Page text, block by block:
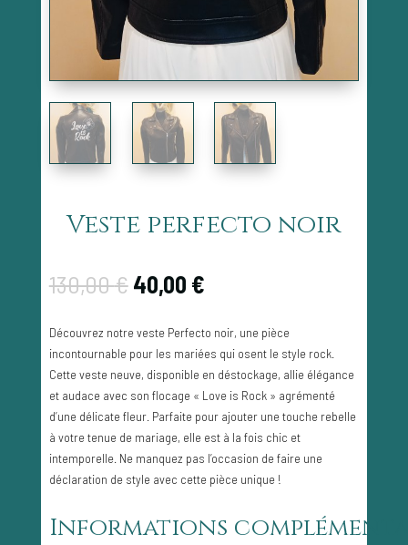
Veste perfecto noir
130,00€ Le
prix
initial
était :
130,00 €.
40,00 €Le
actuel
est : 40,00 €.
Découvrez notre veste Perfecto noir, une pièce
incontournable pour les mariées qui osent le style rock.
Cette veste neuve, disponible en déstockage, allie élégance
et audace avec son flocage « Love is Rock » agrémenté
d’une délicate fleur. Parfaite pour ajouter une touche rebelle
à votre tenue de mariage, elle est à la fois chic et
intemporelle. Ne manquez pas l’occasion de faire une
déclaration de style avec cette pièce unique !
Informations